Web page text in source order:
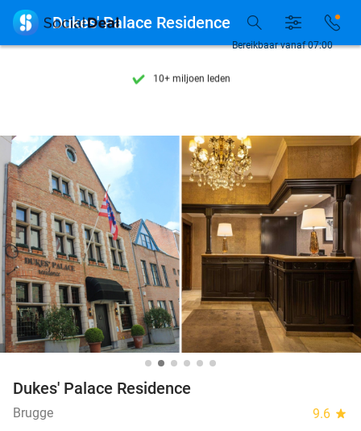
7 dagen per week beschikbaar
10+ miljoen leden
7 dagen per week beschikbaar
10+ miljoen leden
Bereikbaar vanaf 07:00
 Dukes' Palace Residence
Dukes' Palace Residence
Brugge 9.6 star